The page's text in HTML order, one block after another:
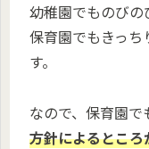
幼稚園でものびの
保育園でもきっち
す。
なので、保育園で
方針によるところ